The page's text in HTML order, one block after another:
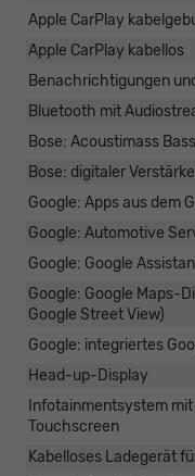
Apple CarPlay
Apple CarPlay kabellos
Benachrichtigungen
Bluetooth mit
Bose: Acoustimass
Bose: digitaler
Google: Apps aus dem
Google: Automotive
Google: Google
Google: Google Maps-
Google Street View)
Google: integriertes
Head-up-Display
Infotainmentsystem mit
Touchscreen
Kabelloses Ladegerät